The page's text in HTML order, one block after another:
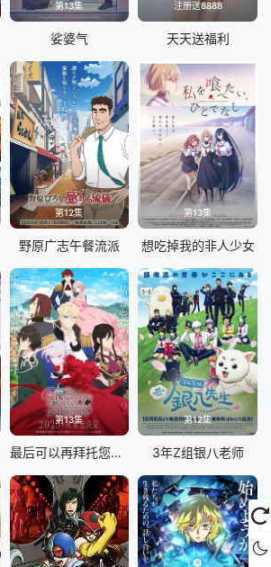
第13集
娑婆气
注册送8888
天天送福利
第12集
野原广志午餐流派
第13集
想吃掉我的非人少女
第13集
最后可以再拜托您一件事吗
第12集
3年Z组银八老师